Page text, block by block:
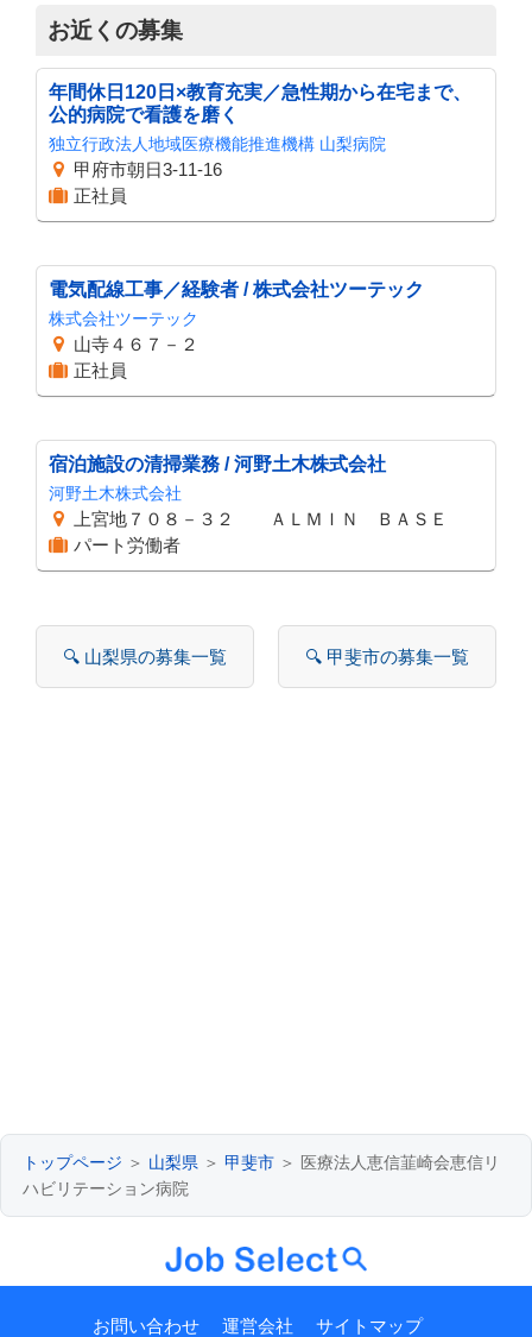
お近くの募集
年間休日120日×教育充実／急性期から在宅まで、
公的病院で看護を磨く
独立行政法人地域医療機能推進機構 山梨病院
甲府市朝日3-11-16
正社員
電気配線工事／経験者 / 株式会社ツーテック
株式会社ツーテック
山寺４６７－２
正社員
宿泊施設の清掃業務 / 河野土木株式会社
河野土木株式会社
上宮地７０８－３２ ＡＬＭＩＮ ＢＡＳＥ
パート労働者
🔍 山梨県の募集一覧 🔍 甲斐市の募集一覧
トップページ ＞ 山梨県 ＞ 甲斐市 ＞ 医療法人恵信韮崎会恵信リ
ハビリテーション病院
お問い合わせ 運営会社 サイトマップ